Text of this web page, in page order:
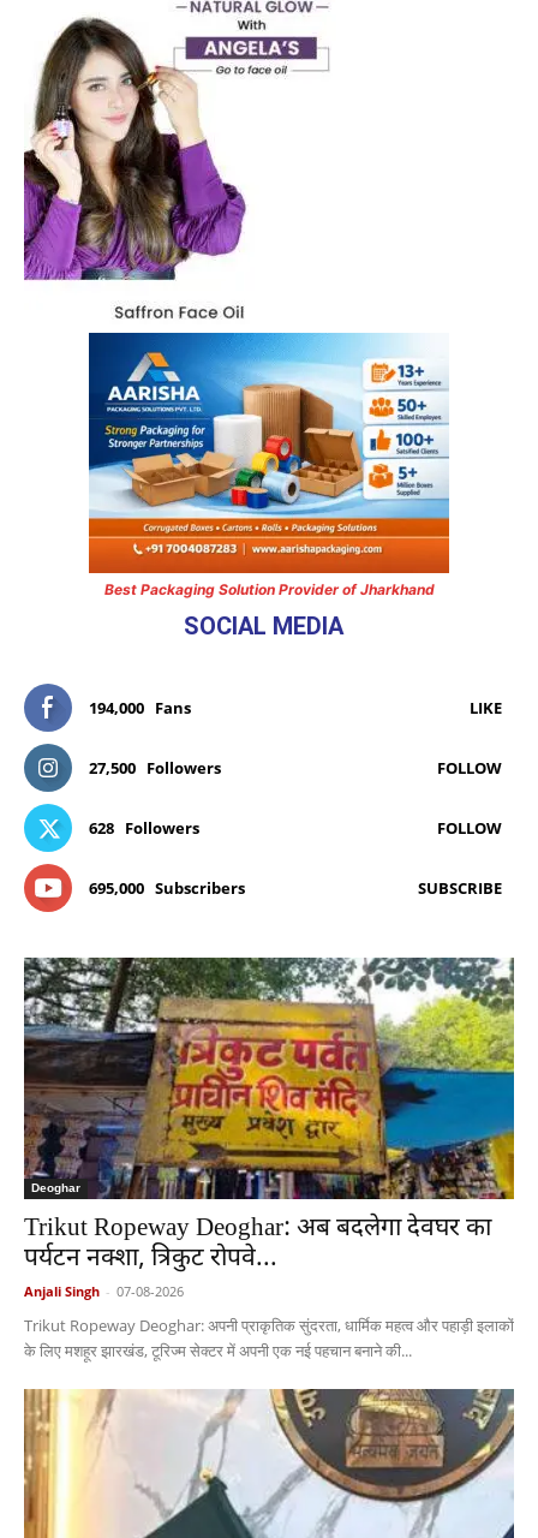
Best Packaging Solution Provider of Jharkhand
SOCIAL MEDIA
194,000 Fans LIKE
27,500 Followers FOLLOW
628 Followers FOLLOW
695,000 Subscribers SUBSCRIBE
Deoghar
Trikut Ropeway Deoghar: अब बदलेगा देवघर का
पर्यटन नक्शा, त्रिकुट रोपवे...
Anjali Singh - 07-08-2026
Trikut Ropeway Deoghar: अपनी प्राकृतिक सुंदरता, धार्मिक महत्व और पहाड़ी इलाकों
के लिए मशहूर झारखंड, टूरिज्म सेक्टर में अपनी एक नई पहचान बनाने की...